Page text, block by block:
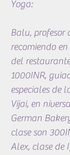
Yoga:
Balu, profesor
recomiendo
del
1000INR,
especiales de
Vijai, en
German
clase son
Alex, clase de